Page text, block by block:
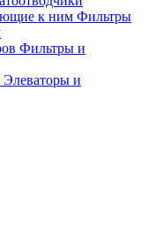
Фильтры
Фильтры и
Элеваторы и